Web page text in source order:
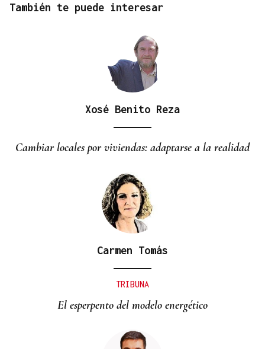
También te puede interesar
Xosé Benito Reza
Cambiar locales por viviendas: adaptarse a la realidad
Carmen Tomás
TRIBUNA
El esperpento del modelo energético